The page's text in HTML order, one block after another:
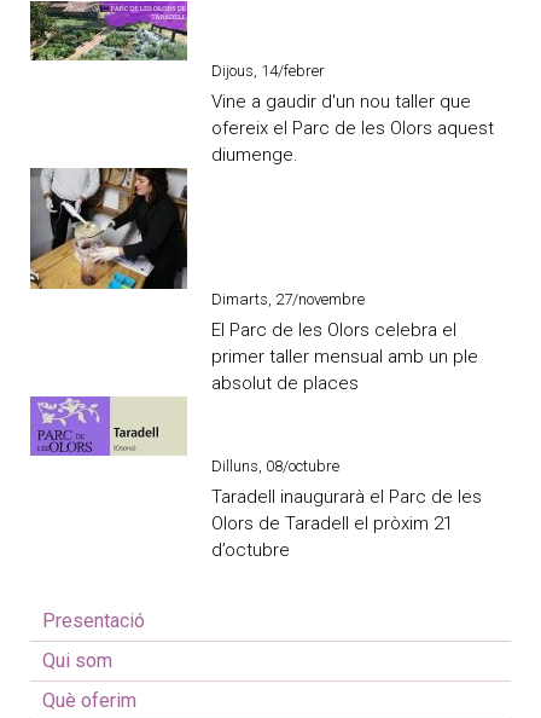
Dijous, 14/febrer
Vine a gaudir d'un nou taller que
ofereix el Parc de les Olors aquest
diumenge.
Dimarts, 27/novembre
El Parc de les Olors celebra el
primer taller mensual amb un ple
absolut de places
Dilluns, 08/octubre
Taradell inaugurarà el Parc de les
Olors de Taradell el pròxim 21
d’octubre
Presentació
Qui som
Què oferim